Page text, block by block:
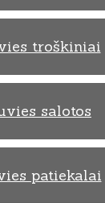
troškiniai
salotos
patiekalai